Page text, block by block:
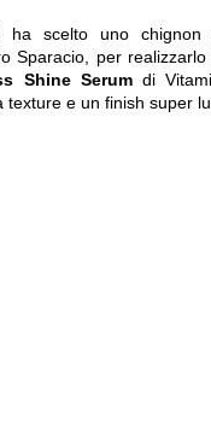
ha scelto uno
Sparacio, per
Shine Serumdi
e un finish super